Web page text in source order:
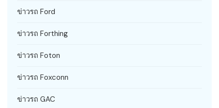
ข่าวรถ Ford
ข่าวรถ Forthing
ข่าวรถ Foton
ข่าวรถ Foxconn
ข่าวรถ GAC